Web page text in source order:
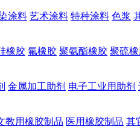
涂料 艺术涂料 特种涂料 色浆
橡胶 氟橡胶 聚氨酯橡胶 聚硫
金属加工助剂 电子工业用助剂
教用橡胶制品 医用橡胶制品 其